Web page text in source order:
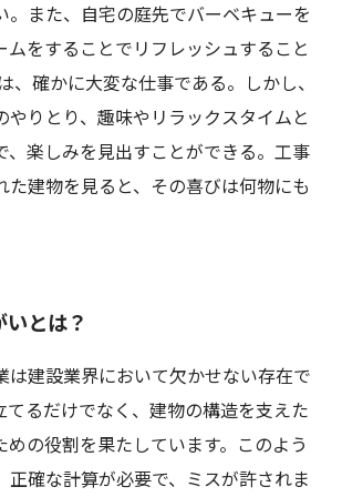
。また、自宅の庭先でバーベキューを
ムをすることでリフレッシュすること
、確かに大変な仕事である。しかし、
やりとり、趣味やリラックスタイムと
、楽しみを見出すことができる。工事
た建物を見ると、その喜びは何物にも
とは？
は建設業界において欠かせない存在で
てるだけでなく、建物の構造を支えた
めの役割を果たしています。このよう
正確な計算が必要で、ミスが許されま